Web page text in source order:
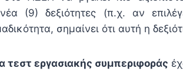
(9) δεξιότητες (π.χ. αν
σημαίνει ότι αυτή η
τεστ εργασιακής συμπεριφοράς